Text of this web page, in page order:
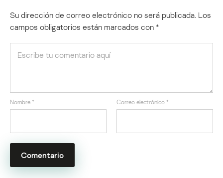
Su dirección de correo electrónico no será publicada. Los
campos obligatorios están marcados con *
Nombre * Correo electrónico *